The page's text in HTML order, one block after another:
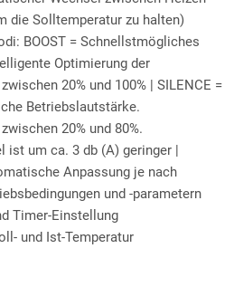
die Solltemperatur zu halten)
BOOST = Schnellstmögliches
Optimierung der
20% und 100% | SILENCE =
Betriebslautstärke.
20% und 80%.
ist um ca. 3 db (A) geringer |
Anpassung je nach
und -parametern
Timer-Einstellung
und Ist-Temperatur